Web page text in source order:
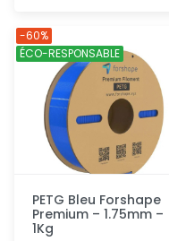
rapide
PETG Bleu Forshape
Premium – 1.75mm –
1Kg
-60%
ÉCO-RESPONSABLE